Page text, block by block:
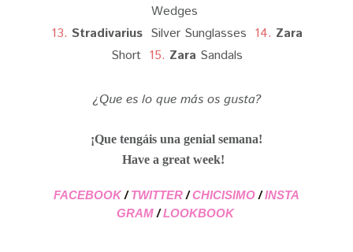
Wedges
13. StradivariusSilver Sunglasses 14. Zara
Short 15. Zara Sandals
¿Que es lo que más os gusta?
¡Que tengáis una genial semana!
Have a great week!
FACEBOOK/TWITTER /CHICISIMO /INSTA
GRAM/LOOKBOOK